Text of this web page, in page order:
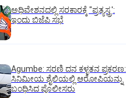
ಅಧಿವೇಶನದಲ್ಲಿ ಸರಕಾರಕ್ಕೆ "ಪ್ರತ್ಯಸ್ತ್ರ':
ಇಂದು ಬಿಜೆಪಿ ಸಭೆ
Agumbe: ಸರಣಿ ದನ ಕಳ್ಳತನ ಪ್ರಕರಣ:
ಸಿನಿಮೀಯ ಶೈಲಿಯಲ್ಲಿ ಆರೋಪಿಯನ್ನು
ಬಂಧಿಸಿದ ಪೊಲೀಸರು